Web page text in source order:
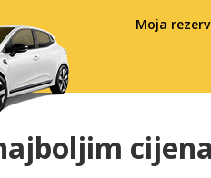
Moja
English
Deutsch